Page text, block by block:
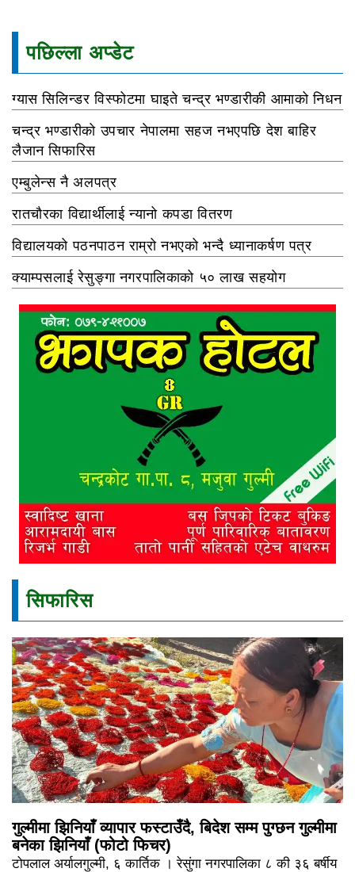
पछिल्ला अप्डेट
ग्यास सिलिन्डर विस्फोटमा घाइते चन्द्र भण्डारीकी आमाको निधन
चन्द्र भण्डारीको उपचार नेपालमा सहज नभएपछि देश बाहिर
लैजान सिफारिस
एम्बुलेन्स नै अलपत्र
रातचौरका विद्यार्थीलाई न्यानो कपडा वितरण
विद्यालयको पठनपाठन राम्रो नभएको भन्दै ध्यानाकर्षण पत्र
क्याम्पसलाई रेसुङ्गा नगरपालिकाको ५० लाख सहयोग
सिफारिस
गुल्मीमा झिनियाँ व्यापार फस्टाउँदै, बिदेश सम्म पुग्छन गुल्मीमा
बनेका झिनियाँ (फोटो फिचर)
टोपलाल अर्यालगुल्मी, ६ कार्तिक । रेसुंगा नगरपालिका ८ की ३६ बर्षीय